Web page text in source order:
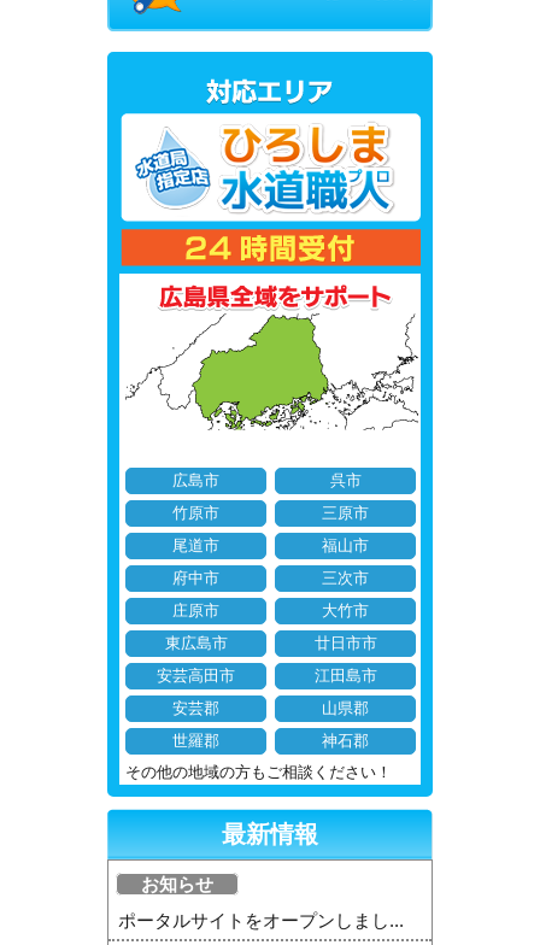
広島市
呉市
竹原市
三原市
尾道市
福山市
府中市
三次市
庄原市
大竹市
東広島市
廿日市市
安芸高田市
江田島市
安芸郡
山県郡
世羅郡
神石郡
その他の地域の方もご相談ください！
最新情報
お知らせ
ポータルサイトをオープンしまし...